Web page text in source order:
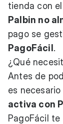
tienda con
Palbin no
pago se
PagoFácil .
¿Qué
Antes de
es necesario
activa con
PagoFácil